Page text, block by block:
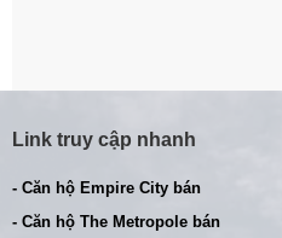
Link truy cập nhanh
- Căn hộ Empire City bán
- Căn hộ The Metropole bán